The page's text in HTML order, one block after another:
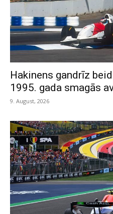
Hakinens gandrīz
1995. gada smagās
9. August, 2026